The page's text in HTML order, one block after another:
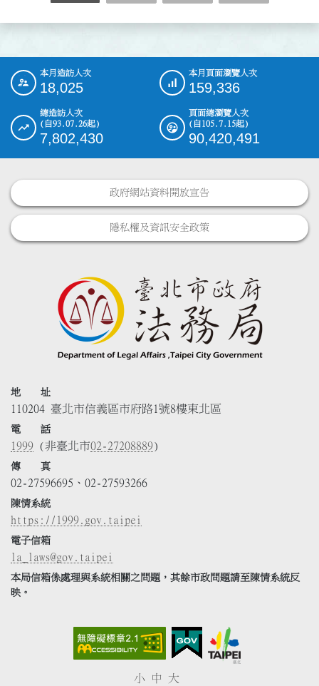
::: 本月造訪人次
18,025
本月頁面瀏覽人次
159,336
總造訪人次
(自93.07.26起)
7,802,430
頁面總瀏覽人次
(自105.7.15起)
90,420,491
政府網站資料開放宣告
隱私權及資訊安全政策
地 址
110204 臺北市信義區市府路1號8樓東北區
電 話
1999 (非臺北市02-27208889)
傳 真
02-27596695、02-27593266
陳情系統
https://1999.gov.taipei
電子信箱
la_laws@gov.taipei
本局信箱係處理與系統相關之問題，其餘市政問題請至陳情系統反
映。
小 中 大